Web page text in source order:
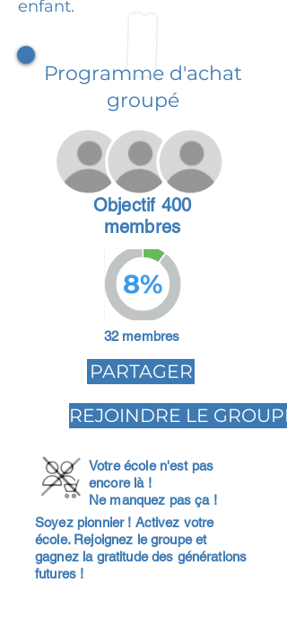
enfant.
Programme d'achat
groupé
Objectif 400
membres
8%
32 membres
PARTAGER
REJOINDRE LE GROUPE
Votre école n'est pas
encore là !
Ne manquez pas ça !
Soyez pionnier ! Activez votre
école. Rejoignez le groupe et
gagnez la gratitude des générations
futures !